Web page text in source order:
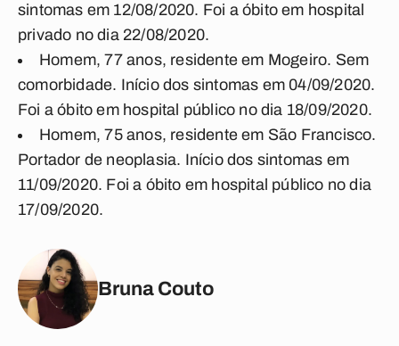
sintomas em 12/08/2020. Foi a óbito em hospital
privado no dia 22/08/2020.
Homem, 77 anos, residente em Mogeiro. Sem
comorbidade. Início dos sintomas em 04/09/2020.
Foi a óbito em hospital público no dia 18/09/2020.
Homem, 75 anos, residente em São Francisco.
Portador de neoplasia. Início dos sintomas em
11/09/2020. Foi a óbito em hospital público no dia
17/09/2020.
Bruna Couto